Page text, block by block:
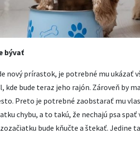
bývať
nový prírastok, je potrebné mu ukázať
kde bude teraz jeho rajón. Zároveň by
Preto je potrebné zaobstarať mu
chybu, a to takú, že nechajú psa spať
bude kňučte a štekať. Jedine